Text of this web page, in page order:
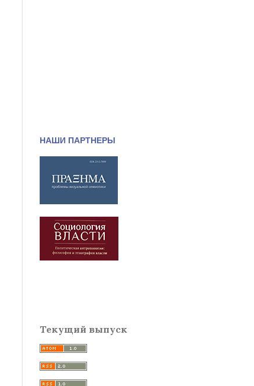
НАШИ ПАРТНЕРЫ
Текущий выпуск